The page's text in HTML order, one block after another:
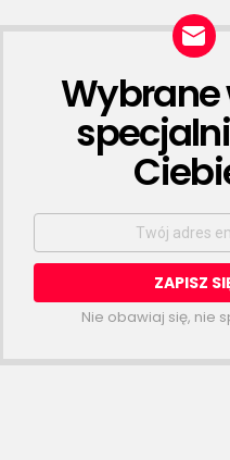
NEWSLETTER
Email
Nie obawiaj się, nie